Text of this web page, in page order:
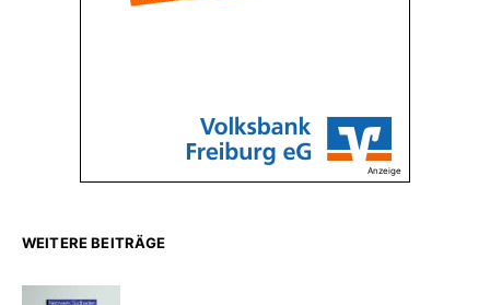
Anzeige
WEITERE BEITRÄGE